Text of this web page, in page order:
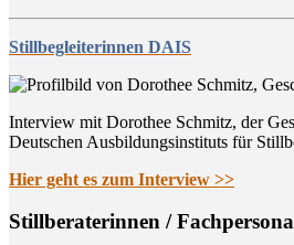
Stillbegleiterinnen DAIS
Interview mit Dorothee Schmitz, der
Deutschen Ausbildungsinstituts für
Hier geht es zum Interview >>
Still­be­ra­te­rin­nen /